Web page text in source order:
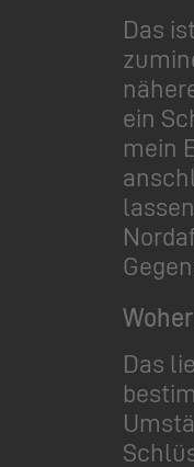
Das
ein
mein
Das